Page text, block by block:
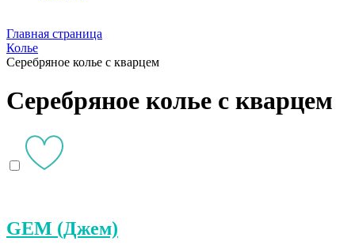
Главная страница
Колье
Серебряное колье с кварцем
Серебряное колье с кварцем
GEM (Джем)